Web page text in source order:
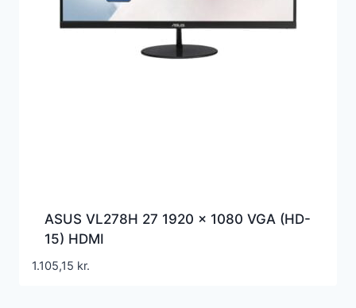
ASUS VL278H 27 1920 x 1080 VGA (HD-
15) HDMI
1.105,15 kr.